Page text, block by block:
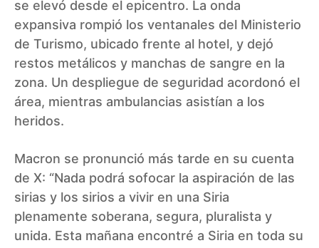
se elevó desde el epicentro. La onda
expansiva rompió los ventanales del Ministerio
de Turismo, ubicado frente al hotel, y dejó
restos metálicos y manchas de sangre en la
zona. Un despliegue de seguridad acordonó el
área, mientras ambulancias asistían a los
heridos.
Macron se pronunció más tarde en su cuenta
de X: “Nada podrá sofocar la aspiración de las
sirias y los sirios a vivir en una Siria
plenamente soberana, segura, pluralista y
unida. Esta mañana encontré a Siria en toda su